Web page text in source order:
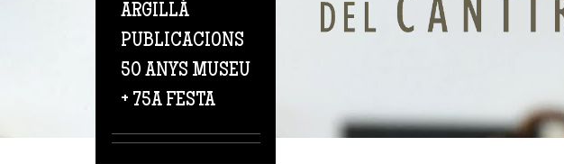
ARGILLÀ
PUBLICACIONS
50 ANYS MUSEU
+ 75A FESTA